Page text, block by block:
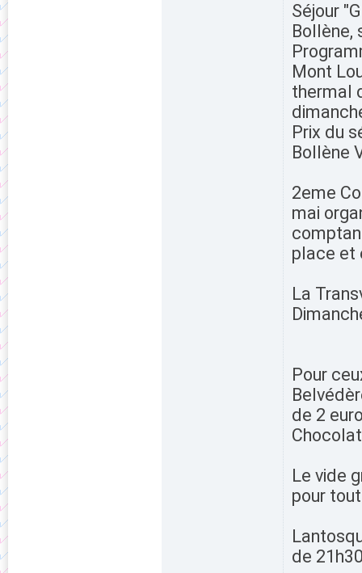
Séjour
Bollène,
Mont
thermal
Prix du
Bollène
2eme
mai
place et
La
Pour
de 2
Le vide
pour
de